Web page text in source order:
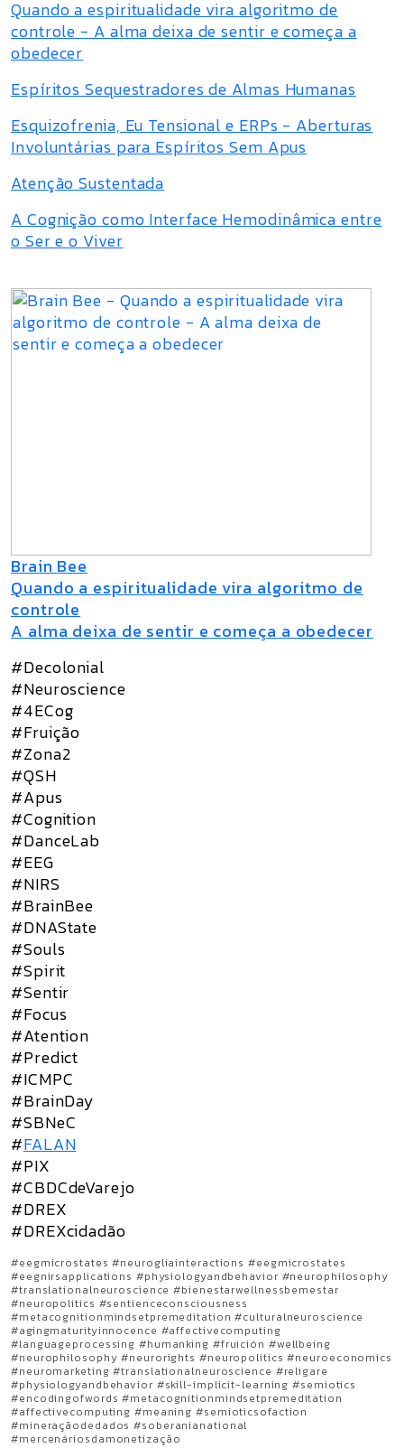
Quando a espiritualidade vira algoritmo de
controle - A alma deixa de sentir e começa a
obedecer
Espíritos Sequestradores de Almas Humanas
Esquizofrenia, Eu Tensional e ERPs - Aberturas
Involuntárias para Espíritos Sem Apus
Atenção Sustentada
A Cognição como Interface Hemodinâmica entre
o Ser e o Viver
Brain Bee
Quando a espiritualidade vira algoritmo de
controle
A alma deixa de sentir e começa a obedecer
#Decolonial
#Neuroscience
#4ECog
#Fruição
#Zona2
#QSH
#Apus
#Cognition
#DanceLab
#EEG
#NIRS
#BrainBee
#DNAState
#Souls
#Spirit
#Sentir
#Focus
#Atention
#Predict
#ICMPC
#BrainDay
#SBNeC
#FALAN
#PIX
#CBDCdeVarejo
#DREX
#DREXcidadão
#eegmicrostates #neurogliainteractions #eegmicrostates
#eegnirsapplications #physiologyandbehavior #neurophilosophy
#translationalneuroscience #bienestarwellnessbemestar
#neuropolitics #sentienceconsciousness
#metacognitionmindsetpremeditation #culturalneuroscience
#agingmaturityinnocence #affectivecomputing
#languageprocessing #humanking #fruición #wellbeing
#neurophilosophy #neurorights #neuropolitics #neuroeconomics
#neuromarketing #translationalneuroscience #religare
#physiologyandbehavior #skill-implicit-learning #semiotics
#encodingofwords #metacognitionmindsetpremeditation
#affectivecomputing #meaning #semioticsofaction
#mineraçãodedados #soberanianational
#mercenáriosdamonetização